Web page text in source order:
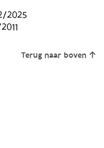
2025
Terug naar boven